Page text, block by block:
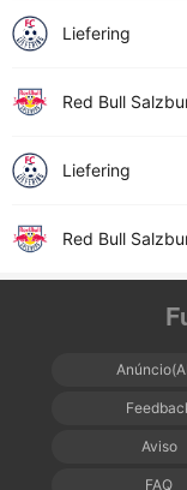
Liefering
Red Bull
Liefering
Red Bull
Aviso
FAQ